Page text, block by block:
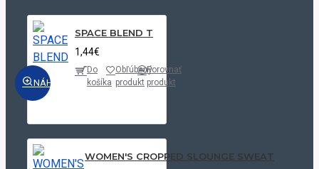
NÁHĽAD
SPACE BLEND T
1,44€
Do
košíka
Obľúbený
produkt
Porovnať
produkt
WOMEN'S CROPPED SLOUNGE SWEAT